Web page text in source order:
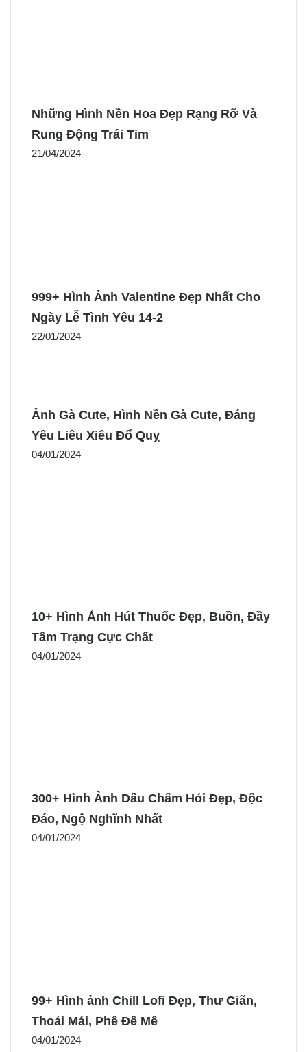
Những Hình Nền Hoa Đẹp Rạng Rỡ Và
Rung Động Trái Tim
21/04/2024
999+ Hình Ảnh Valentine Đẹp Nhất Cho
Ngày Lễ Tình Yêu 14-2
22/01/2024
Ảnh Gà Cute, Hình Nền Gà Cute, Đáng
Yêu Liêu Xiêu Đổ Quỵ
04/01/2024
10+ Hình Ảnh Hút Thuốc Đẹp, Buồn, Đầy
Tâm Trạng Cực Chất
04/01/2024
300+ Hình Ảnh Dấu Chấm Hỏi Đẹp, Độc
Đáo, Ngộ Nghĩnh Nhất
04/01/2024
99+ Hình ảnh Chill Lofi Đẹp, Thư Giãn,
Thoải Mái, Phê Đê Mê
04/01/2024